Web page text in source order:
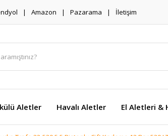
Amazon Pazarama İletişim
Aletler Havalı Aletler El Aletleri &